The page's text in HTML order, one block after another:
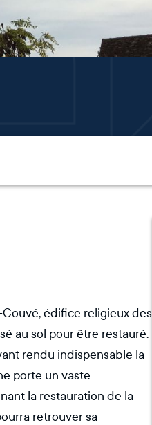
édifice religieux des
au sol pour être restauré.
rendu indispensable la
porte un vaste
la restauration de la
retrouver sa